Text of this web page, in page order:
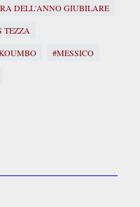
DELL'ANNO GIUBILARE
TEZZA
#MESSICO